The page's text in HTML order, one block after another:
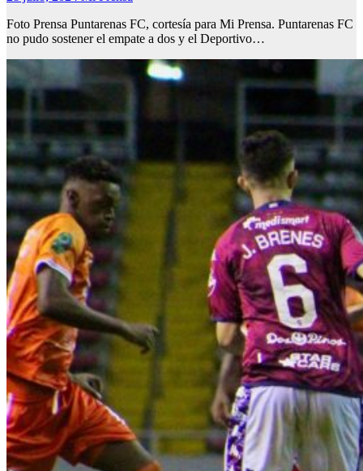
Foto Prensa Puntarenas FC, cortesía para Mi Prensa. Puntarenas FC
no pudo sostener el empate a dos y el Deportivo…